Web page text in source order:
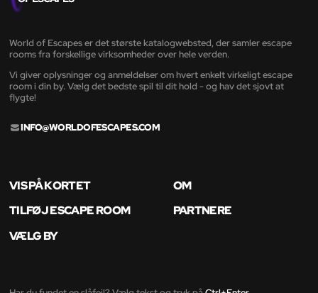
World of Escapes er det største katalogwebsted, der samler escape
rooms fra forskellige virksomheder over hele verden.
Vi giver oplysninger og anmeldelser om hvert enkelt virkeligt escape
room i din by. Vælg det bedste spil til dit hold - og hav det sjovt at
flygte!
INFO@WORLDOFESCAPES.COM
VIS PÅ KORTET
OM
TILFØJ ESCAPE ROOM
PARTNERE
VÆLG BY